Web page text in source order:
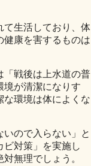
生活しており、体
健康を害するものは
戦後は上水道の普
境が清潔になりす
な環境は体によくな
ので入らない」と
対策」を実施し
無理でしょう。